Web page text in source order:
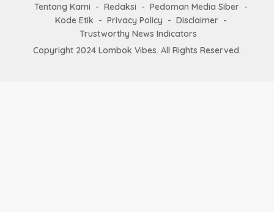
Tentang Kami Redaksi
Pedoman Media Siber
Kode Etik
Privacy Policy
Disclaimer
Trustworthy News Indicators
Copyright 2024 Lombok Vibes. All Rights Reserved.